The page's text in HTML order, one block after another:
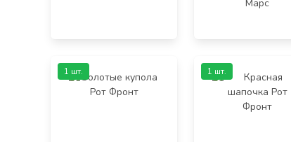
Марс
1 шт. 1 шт.